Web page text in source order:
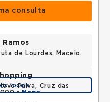
consulta
de Lourdes, Maceio,
Paiva, Cruz das
•Mapa
locais